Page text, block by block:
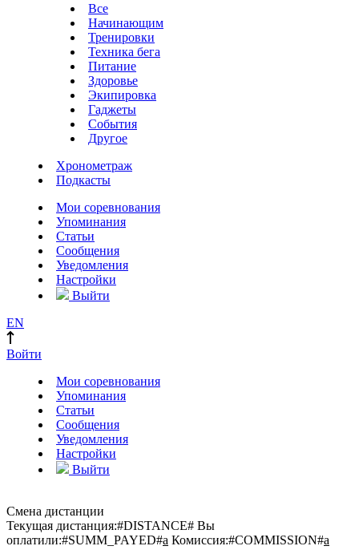
Все
Начинающим
Тренировки
Техника бега
Питание
Здоровье
Экипировка
Гаджеты
События
Другое
Хронометраж
Подкасты
Мои соревнования
Упоминания
Статьи
Сообщения
Уведомления
Настройки
Выйти
EN
Войти
Мои соревнования
Упоминания
Статьи
Сообщения
Уведомления
Настройки
Выйти
Смена дистанции
Текущая дистанция:#DISTANCE# Вы
оплатили:#SUMM_PAYED#a Комиссия:#COMMISSION#a